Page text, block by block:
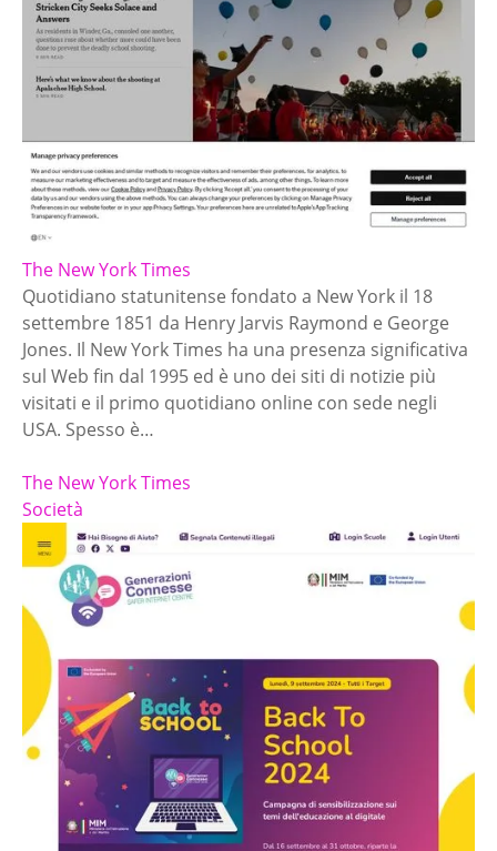
The New York Times
Quotidiano statunitense fondato a New York il 18
settembre 1851 da Henry Jarvis Raymond e George
Jones. Il New York Times ha una presenza significativa
sul Web fin dal 1995 ed è uno dei siti di notizie più
visitati e il primo quotidiano online con sede negli
USA. Spesso è…
The New York Times
Società